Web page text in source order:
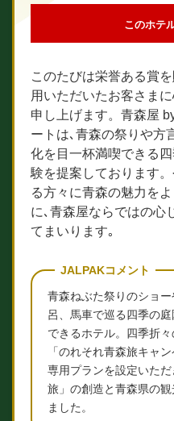
このホテ
このたびは栄誉ある賞
用いただいたお客さま
申し上げます。青森屋
ートは､青森の祭りや方
化を目一杯満喫できる
験を提案しております
る方々に青森の魅力を
に､青森屋ならではの心
てまいります｡
JALPAKコメント
青森ねぶた祭りのショ
呂、馬車で巡る四季の
できるホテル。四季折々
「のれそれ青森旅キャ
専用プランを設定いた
旅」の創造と青森県の
ました。